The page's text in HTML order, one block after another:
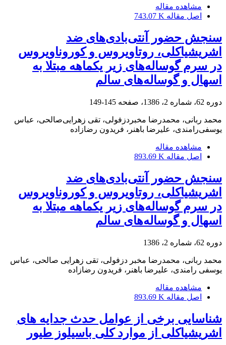
مشاهده مقاله
اصل مقاله 743.07 K
سنجش حضور آنتی‌بادی‌های ضد
اشریشیاکلی، روتاویروس و کوروناویروس
در سرم گوساله‌های زیر یکماهه مبتلا به
اسهال و گوساله‌های سالم
دوره 62، شماره 2، 1386، صفحه 145-149
محمد ربانی، محمدرضا مخبردزفولی، تقی زهرایی‌صالحی، عباس
یوسفی‌رامندی، علیرضا باهنر، فریدون رضازاده
مشاهده مقاله
اصل مقاله 893.69 K
سنجش حضور آنتی‌بادی‌های ضد
اشریشیاکلی، روتاویروس و کوروناویروس
در سرم گوساله‌های زیر یکماهه مبتلا به
اسهال و گوساله‌های سالم
دوره 62، شماره 2، 1386
محمد ربانی، محمدرضا مخبر دزفولی، تقی زهرایی صالحی، عباس
یوسفی رامندی، علیرضا باهنر، فریدون رضازاده
مشاهده مقاله
اصل مقاله 893.69 K
شناسایی برخی از عوامل حدث جدایه های
اشریشیاکلی از موارد کلی باسیلوز طیور